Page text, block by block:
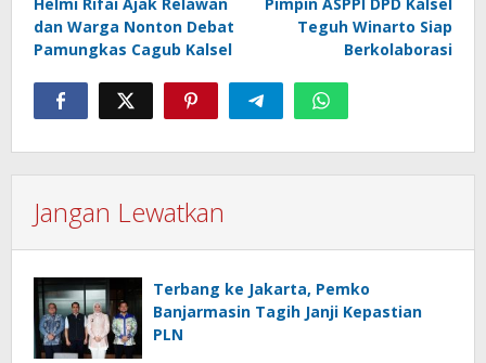
pos
dan Warga Nonton Debat
Pamungkas Cagub Kalsel
Teguh Winarto Siap
Berkolaborasi
Jangan Lewatkan
Terbang ke Jakarta, Pemko
Banjarmasin Tagih Janji Kepastian
PLN